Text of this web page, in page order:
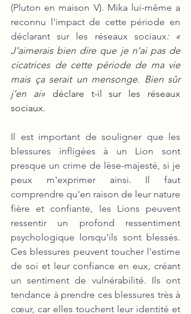
(Pluton en maison V). Mika lui-même a
reconnu l'impact de cette période en
déclarant sur les réseaux sociaux: «
J’aimerais bien dire que je n’ai pas de
cicatrices de cette période de ma vie
mais ça serait un mensonge. Bien sûr
j’en ai» déclare t-il sur les réseaux
sociaux.
Il est important de souligner que les
blessures infligées à un Lion sont
presque un crime de lèse-majesté, si je
peux m'exprimer ainsi. Il faut
comprendre qu'en raison de leur nature
fière et confiante, les Lions peuvent
ressentir un profond ressentiment
psychologique lorsqu'ils sont blessés.
Ces blessures peuvent toucher l'estime
de soi et leur confiance en eux, créant
un sentiment de vulnérabilité. Ils ont
tendance à prendre ces blessures très à
cœur, car elles touchent leur identité et